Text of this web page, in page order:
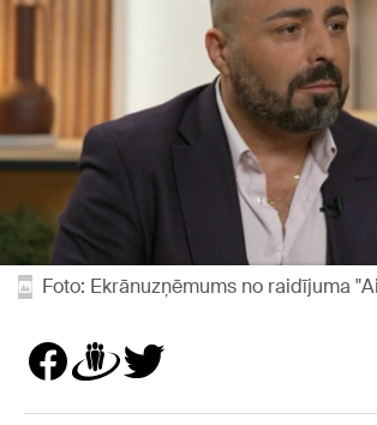
Foto: Ekrānuzņēmums no raidījuma